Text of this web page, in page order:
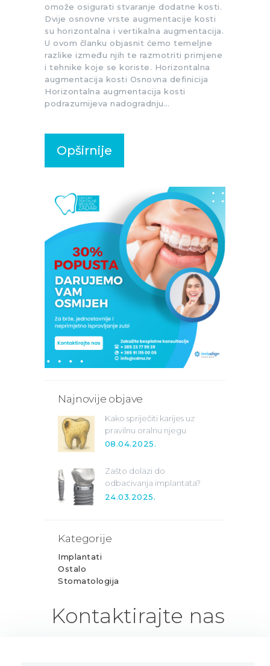
omože osigurati stvaranje dodatne kosti.
Dvije osnovne vrste augmentacije kosti
su horizontalna i vertikalna augmentacija.
U ovom članku objasnit ćemo temeljne
razlike između njih te razmotriti primjene
i tehnike koje se koriste. Horizontalna
augmentacija kosti Osnovna definicija
Horizontalna augmentacija kosti
podrazumijeva nadogradnju…
Opširnije
Najnovije objave
Kako spriječiti karijes uz
pravilnu oralnu njegu
08.04.2025.
Zašto dolazi do
odbacivanja implantata?
24.03.2025.
Kategorije
Implantati
Ostalo
Stomatologija
Kontaktirajte nas